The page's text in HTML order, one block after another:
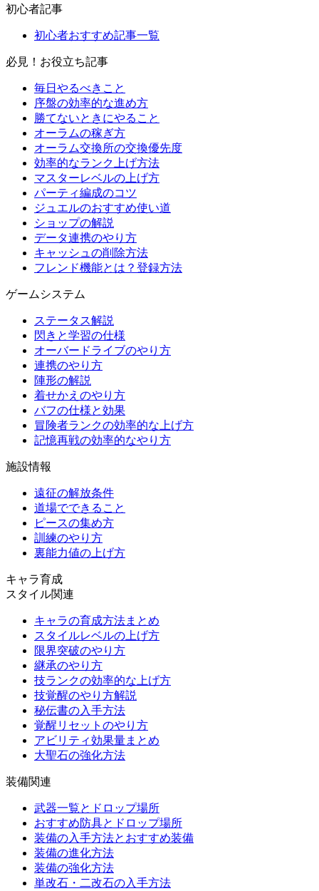
初心者記事
初心者おすすめ記事一覧
必見！お役立ち記事
毎日やるべきこと
序盤の効率的な進め方
勝てないときにやること
オーラムの稼ぎ方
オーラム交換所の交換優先度
効率的なランク上げ方法
マスターレベルの上げ方
パーティ編成のコツ
ジュエルのおすすめ使い道
ショップの解説
データ連携のやり方
キャッシュの削除方法
フレンド機能とは？登録方法
ゲームシステム
ステータス解説
閃きと学習の仕様
オーバードライブのやり方
連携のやり方
陣形の解説
着せかえのやり方
バフの仕様と効果
冒険者ランクの効率的な上げ方
記憶再戦の効率的なやり方
施設情報
遠征の解放条件
道場でできること
ピースの集め方
訓練のやり方
裏能力値の上げ方
キャラ育成
スタイル関連
キャラの育成方法まとめ
スタイルレベルの上げ方
限界突破のやり方
継承のやり方
技ランクの効率的な上げ方
技覚醒のやり方解説
秘伝書の入手方法
覚醒リセットのやり方
アビリティ効果量まとめ
大聖石の強化方法
装備関連
武器一覧とドロップ場所
おすすめ防具とドロップ場所
装備の入手方法とおすすめ装備
装備の進化方法
装備の強化方法
単改石・二改石の入手方法